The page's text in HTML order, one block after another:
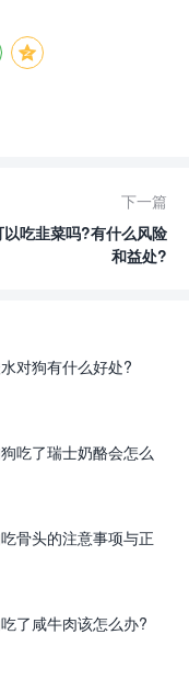
下一篇
以吃韭菜吗?有什么风险
和益处?
对狗有什么好处?
吃了瑞士奶酪会怎么
骨头的注意事项与正
了咸牛肉该怎么办?